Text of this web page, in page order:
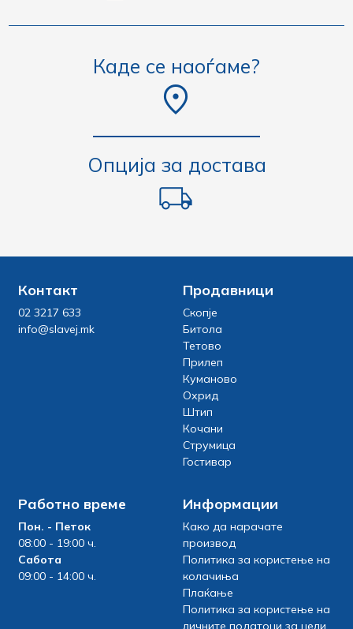
Каде се наоѓаме?
Опција за достава
Контакт
02 3217 633
info@slavej.mk
Продавници
Скопје
Битола
Тетово
Прилеп
Куманово
Охрид
Штип
Кочани
Струмица
Гостивар
Работно време
Пон. - Петок
08:00 - 19:00 ч.
Сабота
09:00 - 14:00 ч.
Информации
Како да нарачате
производ
Политика за користење на
колачиња
Плаќање
Политика за користење на